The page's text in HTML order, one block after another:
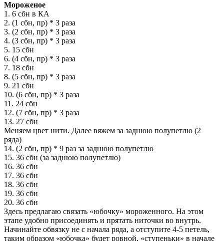
Мороженое
1. 6 сбн в КА
2. (1 сбн, пр) * 3 раза
3. (2 сбн, пр) * 3 раза
4. (3 сбн, пр) * 3 раза
5. 15 сбн
6. (4 сбн, пр) * 3 раза
7. 18 сбн
8. (5 сбн, пр) * 3 раза
9. 21 сбн
10. (6 сбн, пр) * 3 раза
11. 24 сбн
12. (7 сбн, пр) * 3 раза
13. 27 сбн
Меняем цвет нити. Далее вяжем за заднюю полупетлю (2
ряда)
14. (2 сбн, пр) * 9 раз за заднюю полупетлю
15. 36 сбн (за заднюю полупетлю)
16. 36 сбн
17. 36 сбн
18. 36 сбн
19. 36 сбн
20. 36 сбн
Здесь предлагаю связать «юбочку» мороженного. На этом
этапе удобно присоединять и прятать ниточки во внутрь.
Начинайте обвязку не с начала ряда, а отступите 4-5 петель,
таким образом «юбочка» будет ровной, «ступеньки» в начале